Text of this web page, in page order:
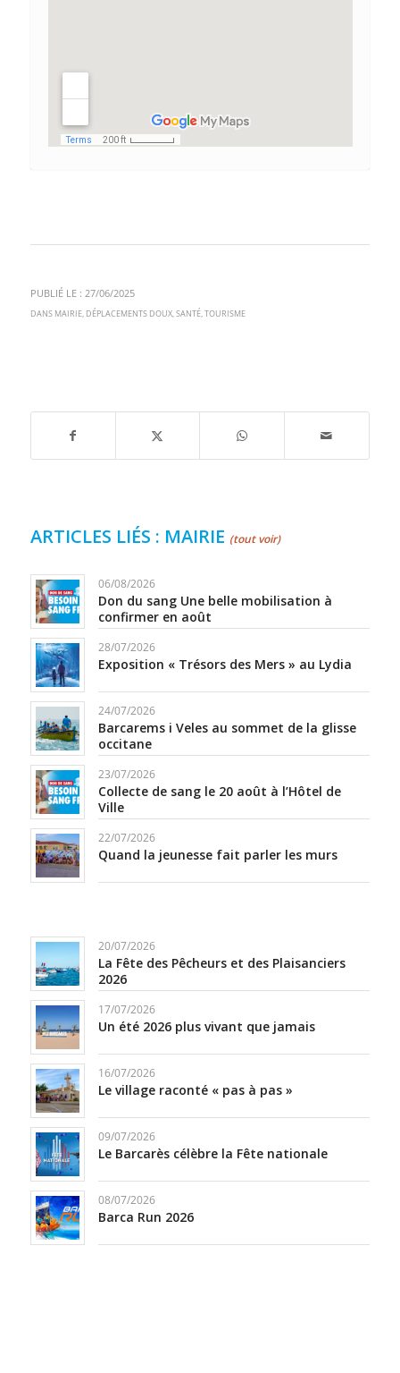
PUBLIÉ LE : 27/06/2025
DANS MAIRIE, DÉPLACEMENTS DOUX,SANTÉ,TOURISME
ARTICLES LIÉS : MAIRIE (tout voir)
06/08/2026
Don du sang Une belle mobilisation à
confirmer en août
28/07/2026
Exposition « Trésors des Mers » au Lydia
24/07/2026
Barcarems i Veles au sommet de la glisse
occitane
23/07/2026
Collecte de sang le 20 août à l’Hôtel de
Ville
22/07/2026
Quand la jeunesse fait parler les murs
20/07/2026
La Fête des Pêcheurs et des Plaisanciers
2026
17/07/2026
Un été 2026 plus vivant que jamais
16/07/2026
Le village raconté « pas à pas »
09/07/2026
Le Barcarès célèbre la Fête nationale
08/07/2026
Barca Run 2026